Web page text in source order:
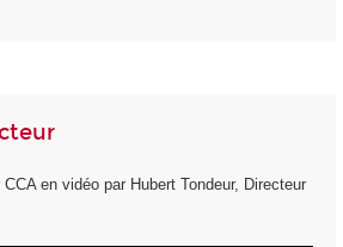
en vidéo par Hubert Tondeur, Directeur